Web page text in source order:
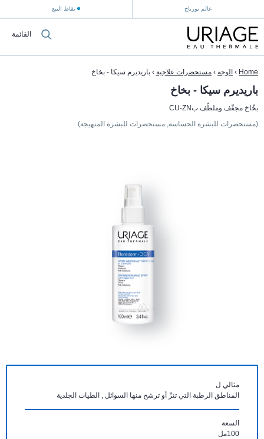
عالم يورياج نقاط البيع
القائمة
Home
› الوجه › مستحضرات علاجية › باريديرم سيكا - بخاخ
باريديرم سيكا - بخاخ
بخّاخ مجفّف وملطّف بCU-ZN
(مستحضرات للبشرة الحساسة, مستحضرات للبشرة المتهيجة)
مثالي ل
المناطق الرطبة التي تنزّ أو ترشح منها السوائل , الطيات الجلدية
السعة
100مل